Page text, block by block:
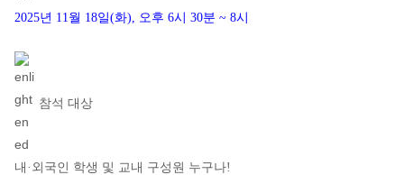
2025년 11월 18일(화), 오후 6시 30분 ~ 8시
참석 대상
내·외국인 학생 및 교내 구성원 누구나!